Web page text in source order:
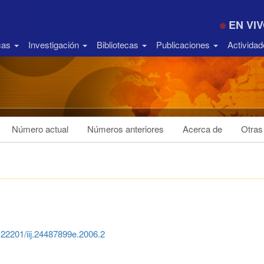
EN
Investigación Bibliotecas Publicaciones
Número actual Números anteriores Acerca de
iij.24487899e.2006.2